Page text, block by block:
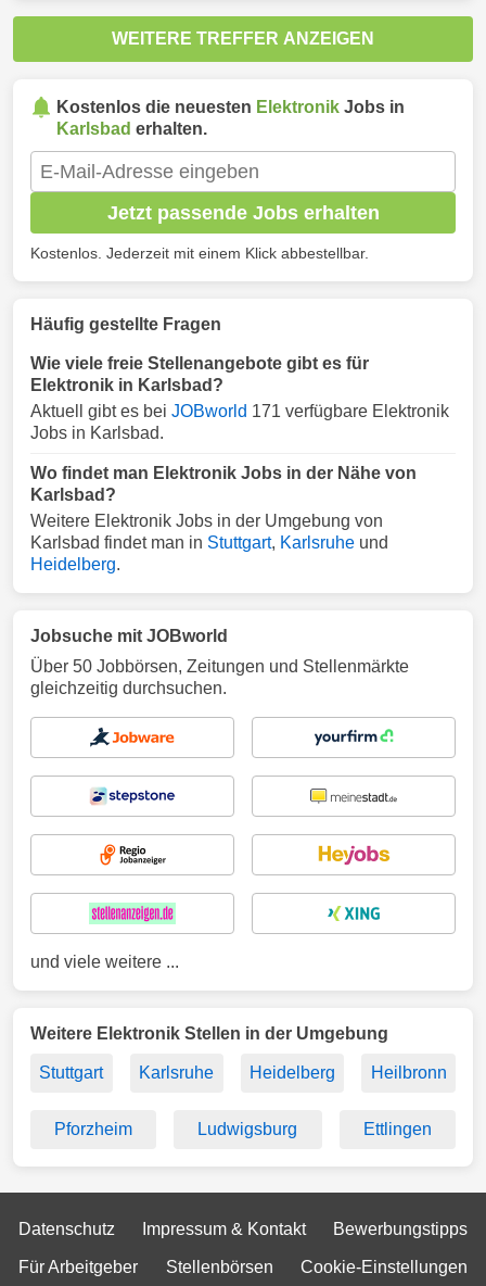
WEITERE TREFFER ANZEIGEN
Kostenlos die neuesten Elektronik Jobs in
Karlsbad erhalten.
Jetzt passende Jobs erhalten
Kostenlos. Jederzeit mit einem Klick abbestellbar.
Häufig gestellte Fragen
Wie viele freie Stellenangebote gibt es für
Elektronik in Karlsbad?
Aktuell gibt es bei JOBworld 171 verfügbare Elektronik
Jobs in Karlsbad.
Wo findet man Elektronik Jobs in der Nähe von
Karlsbad?
Weitere Elektronik Jobs in der Umgebung von
Karlsbad findet man in Stuttgart, Karlsruhe und
Heidelberg.
Jobsuche mit JOBworld
Über 50 Jobbörsen, Zeitungen und Stellenmärkte
gleichzeitig durchsuchen.
und viele weitere ...
Weitere Elektronik Stellen in der Umgebung
Stuttgart Karlsruhe Heidelberg Heilbronn
Pforzheim Ludwigsburg Ettlingen
Datenschutz Impressum & Kontakt Bewerbungstipps
Für Arbeitgeber Stellenbörsen Cookie-Einstellungen